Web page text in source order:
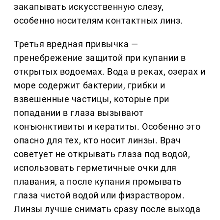
закапывать искусственную слезу,
особенно носителям контактных линз.
Третья вредная привычка —
пренебрежение защитой при купании в
открытых водоемах. Вода в реках, озерах и
море содержит бактерии, грибки и
взвешенные частицы, которые при
попадании в глаза вызывают
конъюнктивиты и кератиты. Особенно это
опасно для тех, кто носит линзы. Врач
советует не открывать глаза под водой,
использовать герметичные очки для
плавания, а после купания промывать
глаза чистой водой или физраствором.
Линзы лучше снимать сразу после выхода